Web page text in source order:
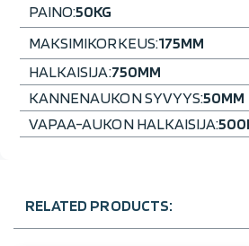
PAINO:50KG
MAKSIMIKORKEUS:175MM
HALKAISIJA:750MM
KANNENAUKON SYVYYS:50MM
VAPAA-AUKON HALKAISIJA:500
RELATED PRODUCTS: